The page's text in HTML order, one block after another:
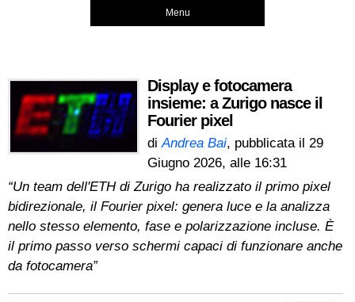
Menu
Display e fotocamera
insieme: a Zurigo nasce il
Fourier pixel
diAndrea Bai, pubblicata il 29
Giugno 2026, alle 16:31
“Un team dell'ETH di Zurigo ha realizzato il primo pixel
bidirezionale, il Fourier pixel: genera luce e la analizza
nello stesso elemento, fase e polarizzazione incluse. È
il primo passo verso schermi capaci di funzionare anche
da fotocamera”